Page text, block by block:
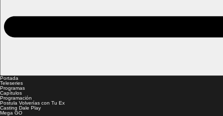
Portada
Teleseries
Programas
Capítulos
Programación
Postula Volverías con Tu Ex
Casting Dale Play
Mega GO